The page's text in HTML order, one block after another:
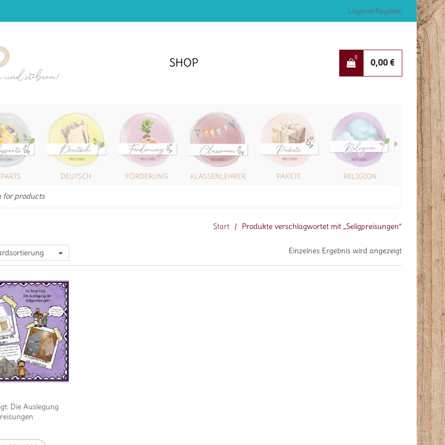
Login or Register
SHOP 0 0,00€
DEUTSCH FÖRDERUNG KLASSENLEHRER PAKETE RELIGION
Start / Produkte verschlagwortet mit „Seligpreisungen“
Einzelnes Ergebnis wird angezeigt
Die Auslegung